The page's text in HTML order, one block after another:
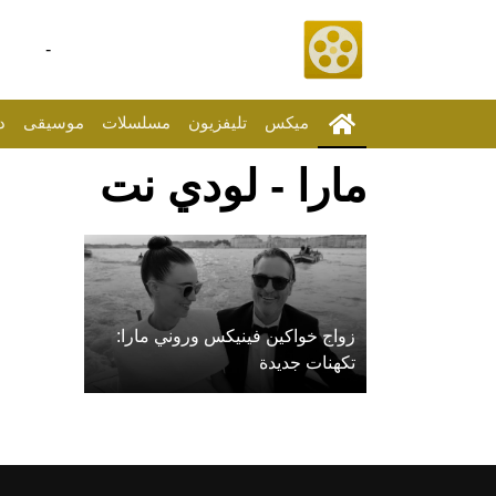
-
ميكس تليفزيون مسلسلات موسيقى
مارا - لودي نت
زواج خواكين فينيكس وروني مارا:
تكهنات جديدة